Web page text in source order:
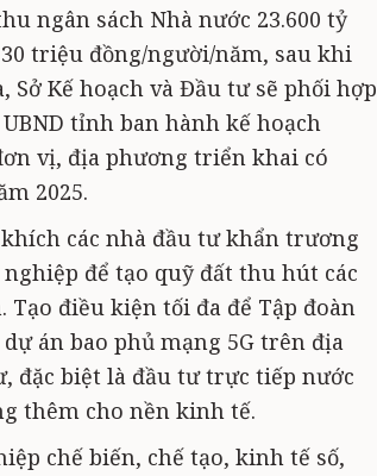
ngân sách Nhà nước 23.600 tỷ
triệu đồng/người/năm, sau khi
Kế hoạch và Đầu tư sẽ phối hợp
tỉnh ban hành kế hoạch
vị, địa phương triển khai có
2025.
các nhà đầu tư khẩn trương
để tạo quỹ đất thu hút các
điều kiện tối đa để Tập đoàn
án bao phủ mạng 5G trên địa
đặc biệt là đầu tư trực tiếp nước
thêm cho nền kinh tế.
chế biến, chế tạo, kinh tế số,